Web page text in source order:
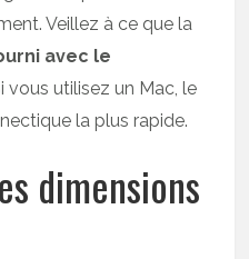
Veillez à ce que la
avec le
vous utilisez un Mac, le
la plus rapide.
dimensions